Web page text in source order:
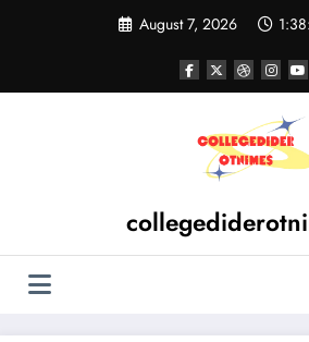
August 7, 2026